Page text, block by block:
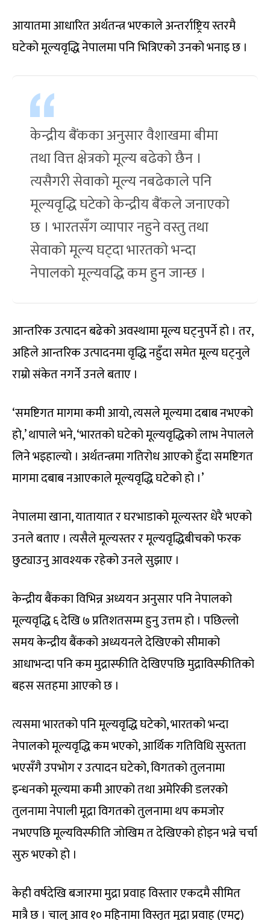
आयातमा आधारित अर्थतन्त्र भएकाले अन्तर्राष्ट्रिय स्तरमै
घटेको मूल्यवृद्धि नेपालमा पनि भित्रिएको उनको भनाइ छ ।
केन्द्रीय बैंकका अनुसार वैशाखमा बीमा
तथा वित्त क्षेत्रको मूल्य बढेको छैन ।
त्यसैगरी सेवाको मूल्य नबढेकाले पनि
मूल्यवृद्धि घटेको केन्द्रीय बैंकले जनाएको
छ । भारतसँग व्यापार नहुने वस्तु तथा
सेवाको मूल्य घट्दा भारतको भन्दा
नेपालको मूल्यवद्धि कम हुन जान्छ ।
आन्तरिक उत्पादन बढेको अवस्थामा मूल्य घट्नुपर्ने हो । तर,
अहिले आन्तरिक उत्पादनमा वृद्धि नहुँदा समेत मूल्य घट्नुले
राम्रो संकेत नगर्ने उनले बताए ।
‘समष्टिगत मागमा कमी आयो, त्यसले मूल्यमा दबाब नभएको
हो,’ थापाले भने, ‘भारतको घटेको मूल्यवृद्धिको लाभ नेपालले
लिने भइहाल्यो । अर्थतन्त्रमा गतिरोध आएको हुँदा समष्टिगत
मागमा दबाब नआएकाले मूल्यवृद्धि घटेको हो ।’
नेपालमा खाना, यातायात र घरभाडाको मूल्यस्तर धेरै भएको
उनले बताए । त्यसैले मूल्यस्तर र मूल्यवृद्धिबीचको फरक
छुट्याउनु आवश्यक रहेको उनले सुझाए ।
केन्द्रीय बैंकका विभिन्न अध्ययन अनुसार पनि नेपालको
मूल्यवृद्धि ६ देखि ७ प्रतिशतसम्म हुनु उत्तम हो । पछिल्लो
समय केन्द्रीय बैंकको अध्ययनले देखिएको सीमाको
आधाभन्दा पनि कम मुद्रास्फीति देखिएपछि मुद्राविस्फीतिको
बहस सतहमा आएको छ ।
त्यसमा भारतको पनि मूल्यवृद्धि घटेको, भारतको भन्दा
नेपालको मूल्यवृद्धि कम भएको, आर्थिक गतिविधि सुस्तता
भएसँगै उपभोग र उत्पादन घटेको, विगतको तुलनामा
इन्धनको मूल्यमा कमी आएको तथा अमेरिकी डलरको
तुलनामा नेपाली मूद्रा विगतको तुलनामा थप कमजोर
नभएपछि मूल्यविस्फीति जोखिम त देखिएको होइन भन्ने चर्चा
सुरु भएको हो ।
केही वर्षदेखि बजारमा मुद्रा प्रवाह विस्तार एकदमै सीमित
मात्रै छ । चालु आव १० महिनामा विस्तृत मुद्रा प्रवाह (एमटु)